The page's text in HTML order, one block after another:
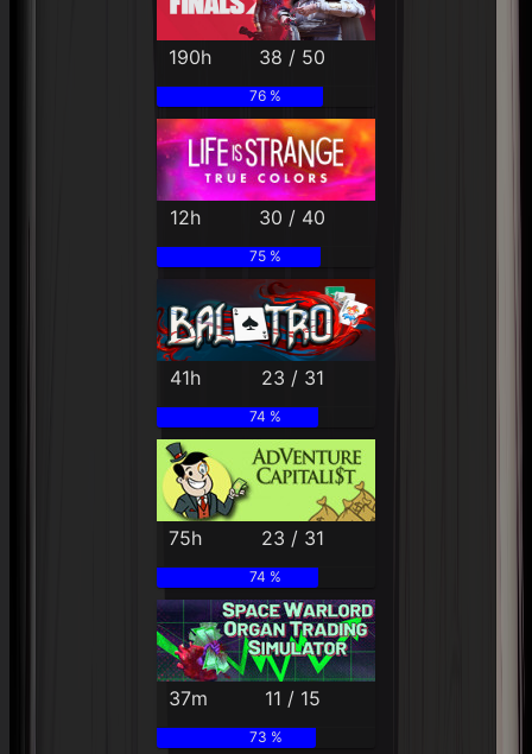
190h 38 / 50
76 %
12h 30 / 40
75 %
41h 23 / 31
74 %
75h 23 / 31
74 %
37m 11 / 15
73 %